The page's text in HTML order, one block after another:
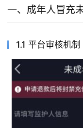
一、成年人冒充
1.1 平台审核机制